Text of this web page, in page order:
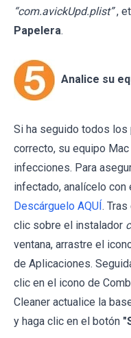
“com.avickUpd.plist” ,
Papelera.
Analice su
Si ha seguido todos
correcto, su equipo
infecciones. Para
infectado, analícelo con
Descárguelo AQUÍ .
clic sobre el instalador
ventana, arrastre el
de Aplicaciones.
clic en el icono de
Cleaner actualice la
y haga clic en el botón